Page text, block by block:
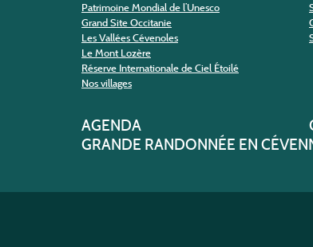
Patrimoine Mondial de l’Unesco
Grand Site Occitanie
Les Vallées Cévenoles
Le Mont Lozère
Réserve Internationale de Ciel Étoilé
Nos villages
AGENDA
GRANDE RANDONNÉE EN